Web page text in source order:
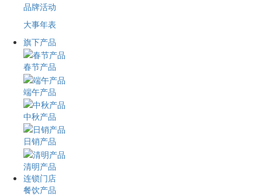
品牌活动
大事年表
旗下产品
春节产品
端午产品
中秋产品
日销产品
清明产品
连锁门店
餐饮产品